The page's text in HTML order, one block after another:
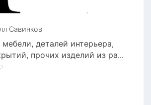
Савинков
деталей интерьера,
прочих изделий из ра